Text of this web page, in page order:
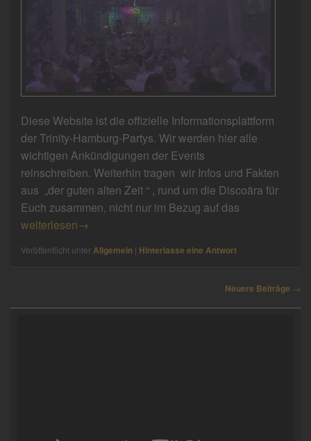
Diese Website ist die offizielle Informationsplattform
der Trinity-Hamburg-Partys. Wir werden hier alle
wichtigen Ankündigungen der Events
reinschreiben. Weiterhin tragen wir Infos und Fakten
aus „der guten alten Zeit “ , rund um die Discoära für
Euch zusammen, nicht nur im Bezug auf das
Hallo Party – People!
weiterlesen→
Veröffentlicht unterAllgemein | Hinterlasse eine Antwort
Neuere Beiträge →